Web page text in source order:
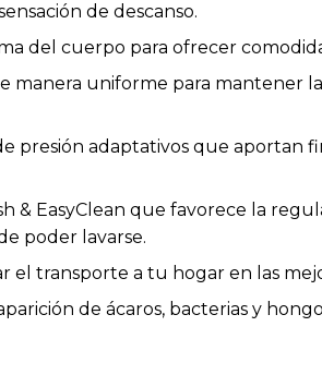
de descanso.
del cuerpo para ofrecer
manera uniforme para mantener
presión adaptativos que aportan
& EasyClean que favorece la
poder lavarse.
el transporte a tu hogar en las
de ácaros, bacterias y